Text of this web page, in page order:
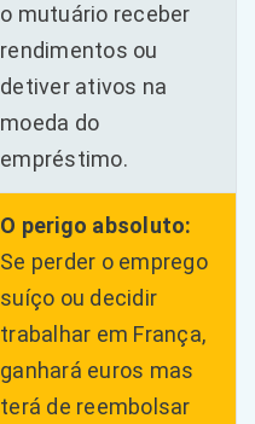
o mutuário receber
rendimentos ou
detiver ativos na
moeda do
empréstimo.
O perigo absoluto:
Se perder o emprego
suíço ou decidir
trabalhar em França,
ganhará euros mas
terá de reembolsar